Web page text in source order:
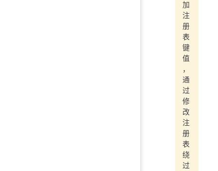
加
注
册
表
键
值
，
通
过
修
改
注
册
表
绕
过